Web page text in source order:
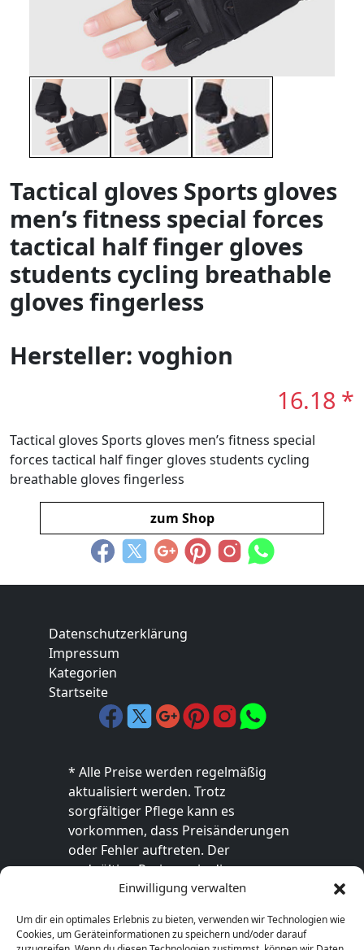
Einwilligung verwalten
Um dir ein optimales Erlebnis zu bieten, verwenden wir Technologien wie
Cookies, um Geräteinformationen zu speichern und/oder darauf
Tactical gloves Sports gloves
men’s fitness special forces
tactical half finger gloves
students cycling breathable
gloves fingerless
Hersteller: voghion
16.18 *
Tactical gloves Sports gloves men’s fitness special
forces tactical half finger gloves students cycling
breathable gloves fingerless
zum Shop
Datenschutzerklärung
Impressum
Kategorien
Startseite
* Alle Preise werden regelmäßig
aktualisiert werden. Trotz
sorgfältiger Pflege kann es
vorkommen, dass Preisänderungen
oder Fehler auftreten. Der
endgültige Preis sowie die
Verfügbarkeit des Produkts sind
Shop des Anbieters verbindlich. Bitte